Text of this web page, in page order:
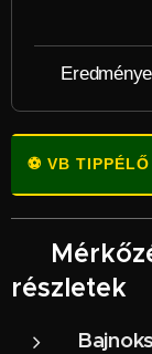
⚽ VB TIPPÉLŐ
OPTA
📌
részletek